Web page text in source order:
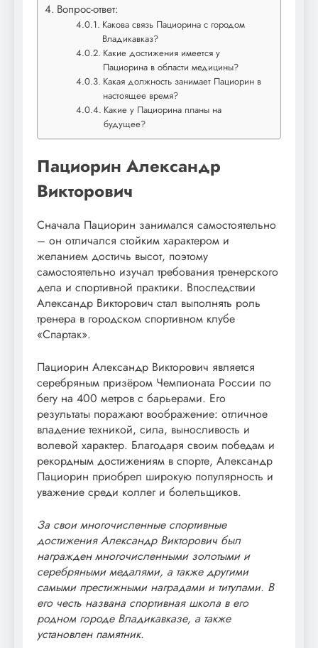
Вопрос-ответ:
Какова связь Пациорина с городом
Владикавказ?
Какие достижения имеется у
Пациорина в области медицины?
Какая должность занимает Пациорин в
настоящее время?
Какие у Пациорина планы на
будущее?
Пациорин Александр
Викторович
Сначала Пациорин занимался самостоятельно
– он отличался стойким характером и
желанием достичь высот, поэтому
самостоятельно изучал требования тренерского
дела и спортивной практики. Впоследствии
Александр Викторович стал выполнять роль
тренера в городском спортивном клубе
«Спартак».
Пациорин Александр Викторович является
серебряным призёром Чемпионата России по
бегу на 400 метров с барьерами. Его
результаты поражают воображение: отличное
владение техникой, сила, выносливость и
волевой характер. Благодаря своим победам и
рекордным достижениям в спорте, Александр
Пациорин приобрел широкую популярность и
уважение среди коллег и болельщиков.
За свои многочисленные спортивные
достижения Александр Викторович был
награжден многочисленными золотыми и
серебряными медалями, а также другими
самыми престижными наградами и титулами. В
его честь названа спортивная школа в его
родном городе Владикавказе, а также
установлен памятник.